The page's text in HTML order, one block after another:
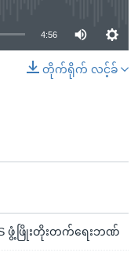
4:56
တိုက်ရိုက် လင့်ခ်
ဖွံ့ဖြိုးတိုးတက်ရေးဘဏ်